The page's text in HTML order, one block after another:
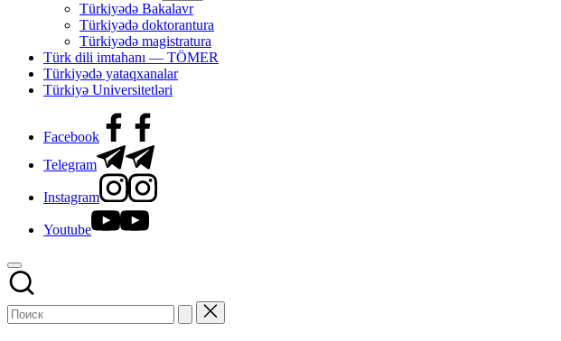
Türkiyədə Bakalavr
Türkiyədə doktorantura
Türkiyədə magistratura
Türk dili imtahanı — TÖMER
Türkiyədə yataqxanalar
Türkiyə Universitetləri
Facebook
Telegram
Instagram
Youtube